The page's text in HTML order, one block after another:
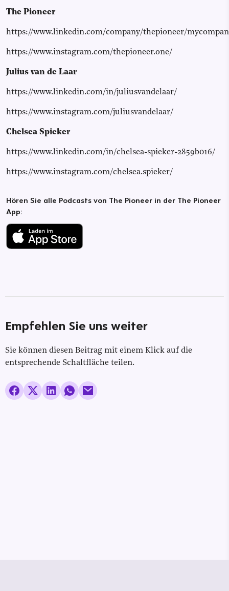
The Pioneer
https://www.linkedin.com/company/thepioneer/
https://www.instagram.com/thepioneer.one/
Julius van de Laar
https://www.linkedin.com/in/juliusvandelaar/
https://www.instagram.com/juliusvandelaar/
Chelsea Spieker
https://www.linkedin.com/in/chelsea-spieker-2859b016/
https://www.instagram.com/chelsea.spieker/
Hören Sie alle Podcasts von The Pioneer in der The Pioneer
App:
Empfehlen Sie uns weiter
Sie können diesen Beitrag mit einem Klick auf die
entsprechende Schaltfläche teilen.